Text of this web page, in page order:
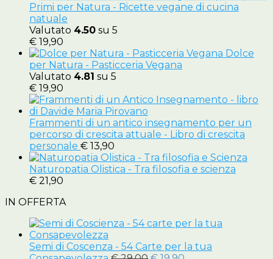
Primi per Natura - Ricette vegane di cucina
natuale
Valutato 4.50 su 5
€ 19,90
Dolce
per Natura - Pasticceria Vegana
Valutato 4.81 su 5
€ 19,90
Frammenti di un antico insegnamento per un
percorso di crescita attuale - Libro di crescita
personale € 13,90
Naturopatia Olistica - Tra filosofia e scienza
€ 21,90
IN OFFERTA
Semi di Coscenza - 54 Carte per la tua